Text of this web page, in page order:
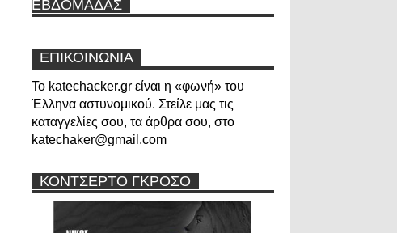
ΕΒΔΟΜΑΔΑΣ
ΕΠΙΚΟΙΝΩΝΙΑ
Το katechacker.gr είναι η «φωνή» του
Έλληνα αστυνομικού. Στείλε μας τις
καταγγελίες σου, τα άρθρα σου, στο
katechaker@gmail.com
ΚΟΝΤΣΕΡΤΟ ΓΚΡΟΣΟ